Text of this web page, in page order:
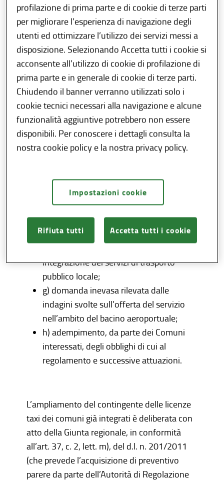
a) densità della popolazione;
b) estensione territoriale dei Comuni
integrati nel bacino, anche in caso di
integrazione di nuovi Comuni, e relative
caratteristiche;
c) intensità dei movimenti aeroportuali,
ferroviari, turistici, culturali, di cura, di
soggiorno, di lavoro;
d) insediamenti di nuove infrastrutture di
rilevante e continuativo impatto sul
territorio, quali ad esempio ospedali,
un incremento della domanda nell’intero
e) indicatori territoriali, di mobilità e
socio-economici;
f) analisi delle esigenze di mobilità su
integrazione dei servizi di trasporto
pubblico locale;
g) domanda inevasa rilevata dalle
indagini svolte sull’offerta del servizio
nell’ambito del bacino aeroportuale;
h) adempimento, da parte dei Comuni
interessati, degli obblighi di cui al
regolamento e successive attuazioni.
L’ampliamento del contingente delle licenze
taxi dei comuni già integrati è deliberata con
atto della Giunta regionale, in conformità
all’art. 37, c. 2, lett. m), del d.l. n. 201/2011
(che prevede l’acquisizione di preventivo
parere da parte dell’Autorità di Regolazione
profilazione di prima parte e di cookie di terze parti
per migliorare l’esperienza di navigazione degli
utenti ed ottimizzare l’utilizzo dei servizi messi a
disposizione. Selezionando Accetta tutti i cookie si
acconsente all’utilizzo di cookie di profilazione di
prima parte e in generale di cookie di terze parti.
Chiudendo il banner verranno utilizzati solo i
cookie tecnici necessari alla navigazione e alcune
funzionalità aggiuntive potrebbero non essere
disponibili. Per conoscere i dettagli consulta la
nostra cookie policy e la nostra privacy policy.
Impostazioni cookie
Rifiuta tutti Accetta tutti i cookie